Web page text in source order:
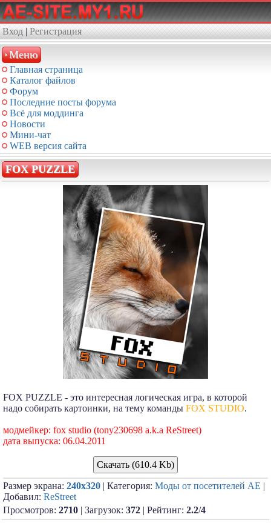
Вход | Регистрация
Меню
Главная страница
Каталог файлов
Форум
Последние посты форума
Всё для моддинга
Новости
Мини-чат
WEB версия сайта
FOX PUZZLE
FOX PUZZLE - это интересная логическая игра, в которой
надо собирать картоинки, на тему команды FOX STUDIO.
модмейкер: fox studio (tony230698 a.k.a ReStreet)
дата выпуска: 06.04.2011
Скачать (610.4 Kb)
Размер экрана: 240x320 | Категория: Моды от посетителей АЕ |
Добавил: ReStreet
Просмотров: 2710 | Загрузок: 372 | Рейтинг: 2.2/4